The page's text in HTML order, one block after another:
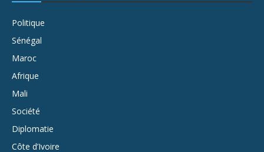
Politique
Sénégal
Maroc
Afrique
Mali
Société
Diplomatie
Côte d’Ivoire